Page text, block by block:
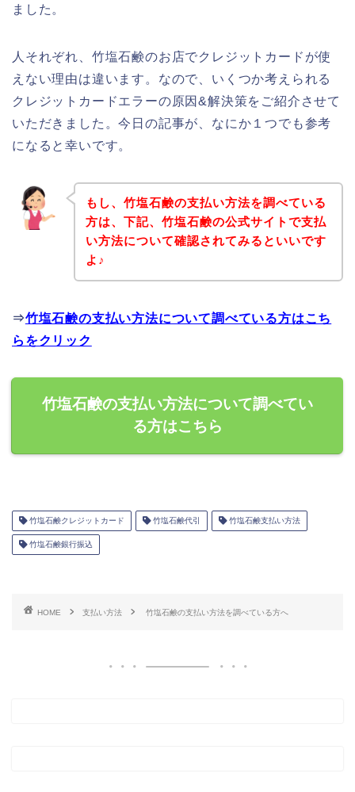
ました。
人それぞれ、竹塩石鹸のお店でクレジットカードが使
えない理由は違います。なので、いくつか考えられる
クレジットカードエラーの原因&解決策をご紹介させて
いただきました。今日の記事が、なにか１つでも参考
になると幸いです。
もし、竹塩石鹸の支払い方法を調べている
方は、下記、竹塩石鹸の公式サイトで支払
い方法について確認されてみるといいです
よ♪
⇒竹塩石鹸の支払い方法について調べている方はこち
らをクリック
竹塩石鹸の支払い方法について調べてい
る方はこちら
竹塩石鹸クレジットカード 竹塩石鹸代引 竹塩石鹸支払い方法
竹塩石鹸銀行振込
HOME 支払い方法 竹塩石鹸の支払い方法を調べている方へ